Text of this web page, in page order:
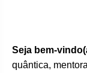
Seja bem-
quântica,